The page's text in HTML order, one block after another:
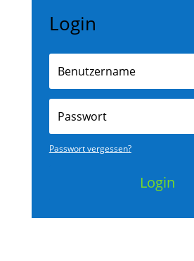
Login
Passwort vergessen?
Login